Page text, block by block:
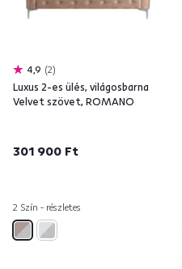
4,9 2
Luxus 2-es ülés, világosbarna
Velvet szövet, ROMANO
301 900 Ft
2 Szín - részletes